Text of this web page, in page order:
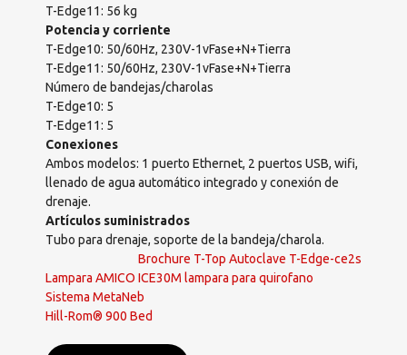
T-Edge11: 56 kg
Potencia y corriente
T-Edge10: 50/60Hz, 230V-1vFase+N+Tierra
T-Edge11: 50/60Hz, 230V-1vFase+N+Tierra
Número de bandejas/charolas
T-Edge10: 5
T-Edge11: 5
Conexiones
Ambos modelos: 1 puerto Ethernet, 2 puertos USB, wifi,
llenado de agua automático integrado y conexión de
drenaje.
Artículos suministrados
Tubo para drenaje, soporte de la bandeja/charola.
Brochure T-Top Autoclave T-Edge-ce2s
Lampara AMICO ICE30M lampara para quirofano
Sistema MetaNeb
Hill-Rom® 900 Bed